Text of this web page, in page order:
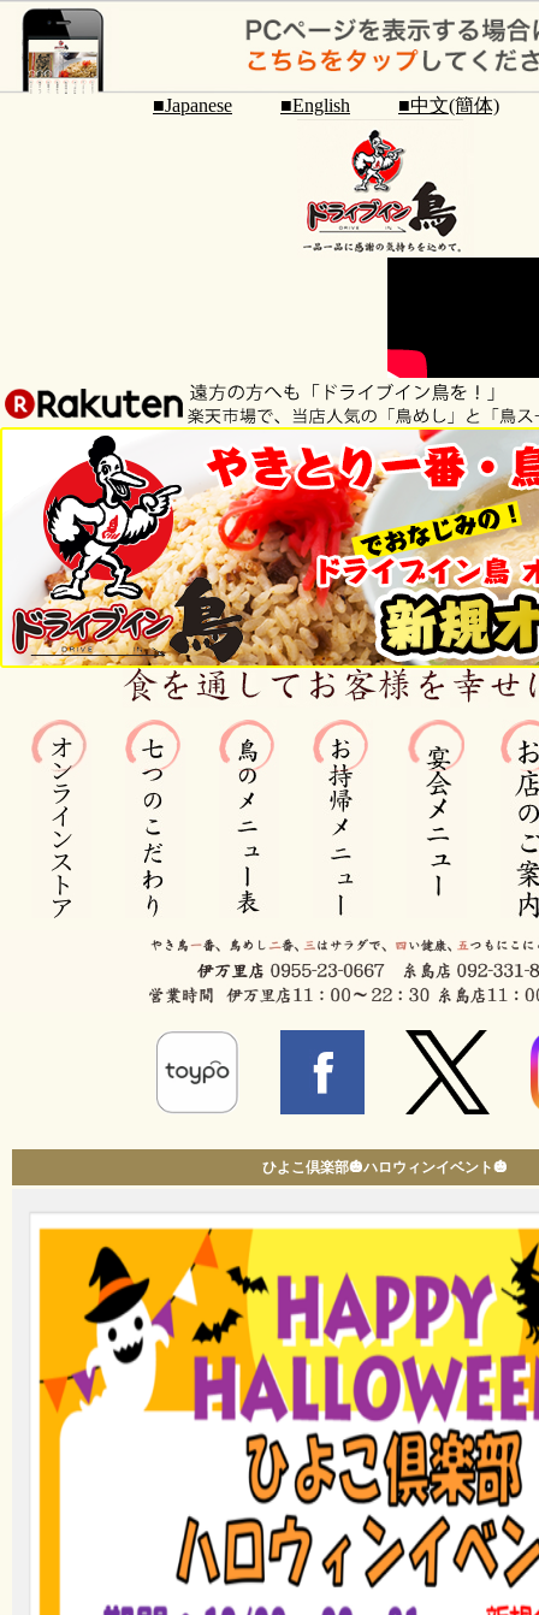
■Japanese ■English ■中文(簡体)
ひよこ倶楽部🎃ハロウィンイベント🎃